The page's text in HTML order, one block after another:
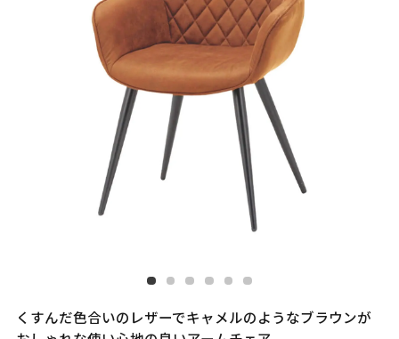
くすんだ色合いのレザーでキャメルのようなブラウンが